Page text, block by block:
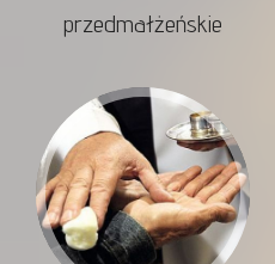
przedmałżeńskie